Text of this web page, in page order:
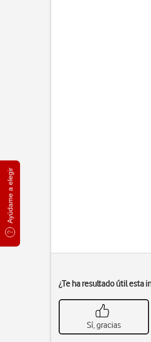
Ayúdame a elegir
¿Te ha resultado útil esta
Sí, gracias